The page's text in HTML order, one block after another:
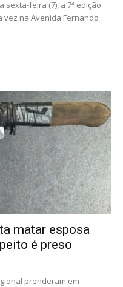
feira (7), a 7ª edição
vez na Avenida Fernando
matar esposa
é preso
prenderam em